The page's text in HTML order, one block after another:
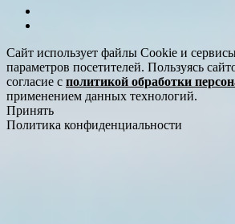
Сайт использует файлы Cookie и
параметров посетителей. Пользуясь
согласие с политикой обработки
применением данных технологий.
Принять
Политика конфиденциальности